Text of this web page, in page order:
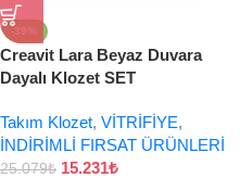
-39%
Creavit Lara Beyaz Duvara
Dayalı Klozet SET
Takım Klozet, VİTRİFİYE,
İNDİRİMLİ FIRSAT ÜRÜNLERİ
25.079₺ 15.231₺